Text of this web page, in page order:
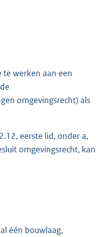
te werken aan een
omgevingsrecht) als
eerste lid, onder a,
omgevingsrecht, kan
één bouwlaag,